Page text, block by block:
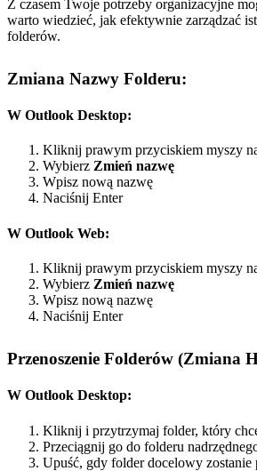
Z czasem Twoje potrzeby organizacyjne
warto wiedzieć, jak efektywnie zarządzać
folderów.
Zmiana Nazwy Folderu:
W Outlook Desktop:
Kliknij prawym przyciskiem myszy
Wybierz Zmień nazwę
Wpisz nową nazwę
Naciśnij Enter
W Outlook Web:
Kliknij prawym przyciskiem myszy
Wybierz Zmień nazwę
Wpisz nową nazwę
Naciśnij Enter
Przenoszenie Folderów (Zmiana
W Outlook Desktop:
Kliknij i przytrzymaj folder, który
Przeciągnij go do folderu
Upuść, gdy folder docelowy zostanie